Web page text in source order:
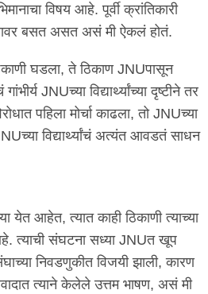
विषय आहे. पूर्वी क्रांतिकारी
बसत असत असं मी ऐकलं होतं.
घडला, ते ठिकाण JNUपासून
JNUच्या विद्यार्थ्यांच्या दृष्टीने तर
पहिला मोर्चा काढला, तो JNUच्या
JNUच्या विद्यार्थ्यांचं अत्यंत आवडतं साधन
येत आहेत, त्यात काही ठिकाणी त्याच्या
त्याची संघटना सध्या JNUत खूप
निवडणुकीत विजयी झाली, कारण
त्याने केलेले उत्तम भाषण, असं मी